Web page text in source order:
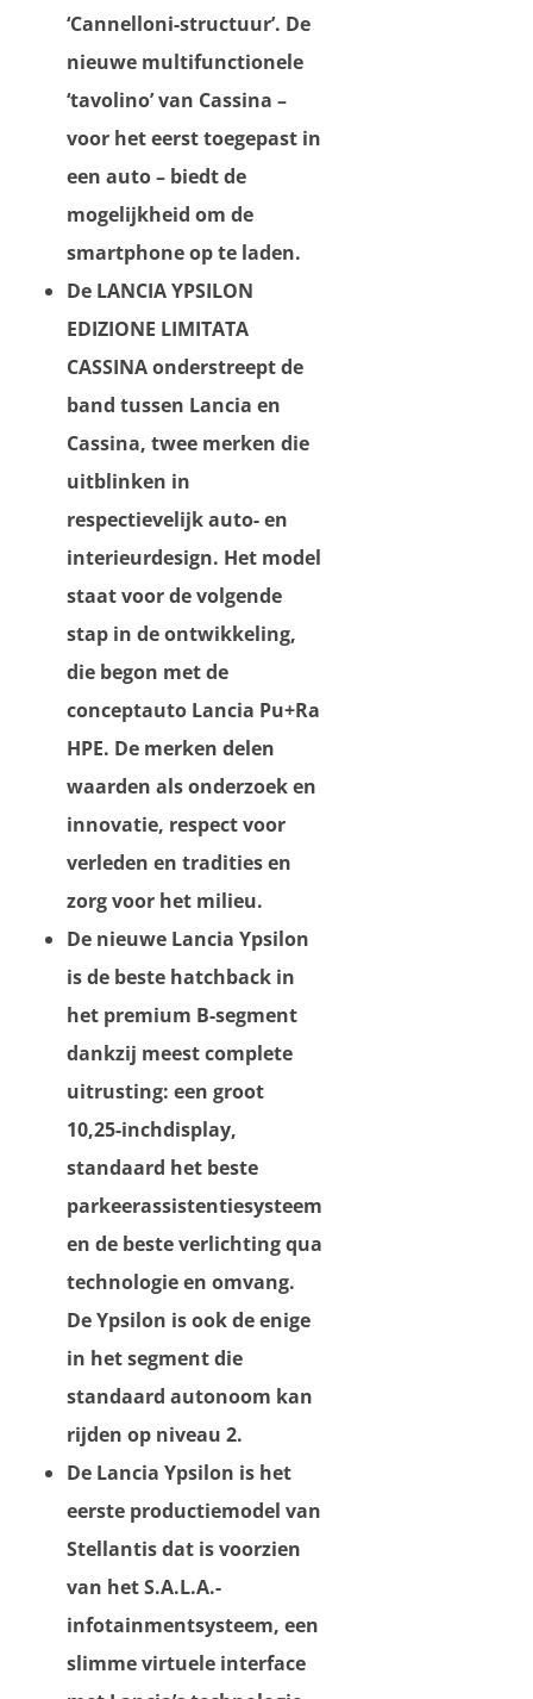
‘Cannelloni-structuur’. De
nieuwe multifunctionele
‘tavolino’ van Cassina –
voor het eerst toegepast in
een auto – biedt de
mogelijkheid om de
smartphone op te laden.
De LANCIA YPSILON
EDIZIONE LIMITATA
CASSINA onderstreept de
band tussen Lancia en
Cassina, twee merken die
uitblinken in
respectievelijk auto- en
interieurdesign. Het model
staat voor de volgende
stap in de ontwikkeling,
die begon met de
conceptauto Lancia Pu+Ra
HPE. De merken delen
waarden als onderzoek en
innovatie, respect voor
verleden en tradities en
zorg voor het milieu.
De nieuwe Lancia Ypsilon
is de beste hatchback in
het premium B-segment
dankzij meest complete
uitrusting: een groot
10,25-inchdisplay,
standaard het beste
parkeerassistentiesysteem
en de beste verlichting qua
technologie en omvang.
De Ypsilon is ook de enige
in het segment die
standaard autonoom kan
rijden op niveau 2.
De Lancia Ypsilon is het
eerste productiemodel van
Stellantis dat is voorzien
van het S.A.L.A.-
infotainmentsysteem, een
slimme virtuele interface